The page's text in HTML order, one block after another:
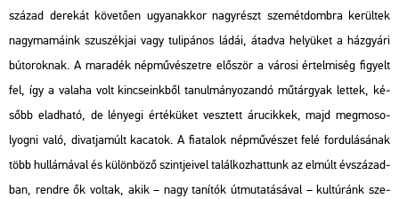
szá­zad de­re­kát kö­ve­tő­en ugyan­ak­kor nagy­részt sze­mét­domb­ra ke­rül­tek
nagy­ma­má­ink szu­szék­jai vagy tu­li­pá­nos ládái, át­ad­va he­lyü­ket a ház­gyá­ri
bú­to­rok­nak. A ma­ra­dék nép­mű­vé­szet­re elő­ször a vá­ro­si ér­tel­mi­ség fi­gyelt
fel, így a va­la­ha volt kin­cse­ink­ből ta­nul­má­nyo­zan­dó mű­tár­gyak let­tek, ké­
sőbb el­ad­ha­tó, de lé­nye­gi ér­té­kü­ket vesz­tett áru­cik­kek, majd meg­mo­so­
lyog­ni való, di­vat­ja­múlt ka­ca­tok. A fi­a­ta­lok nép­mű­vé­szet felé for­du­lá­sá­nak
több hul­lá­má­val és kü­lön­bö­ző szint­je­i­vel ta­lál­koz­hat­tunk az el­múlt év­szá­zad­
ban, rend­re ők vol­tak, akik – nagy ta­ní­tók út­mu­ta­tá­sá­val – kul­tú­ránk sze­